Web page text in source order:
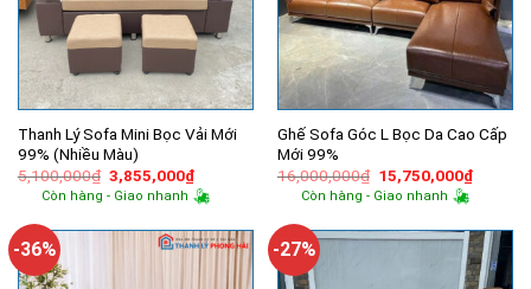
Thanh Lý Sofa Mini Bọc Vải Mới
99% (Nhiều Màu)
5,100,000₫ Giá
gốc
là:
3,855,000₫Giá
hiện
tại
3,855,000₫.
Còn hàng - Giao nhanh
Ghế Sofa Góc L Bọc Da Cao Cấp
Mới 99%
16,000,000₫ Giá
gốc
là:
15,750,000₫Giá
hiện
Còn hàng - Giao nhanh
-36% -27%